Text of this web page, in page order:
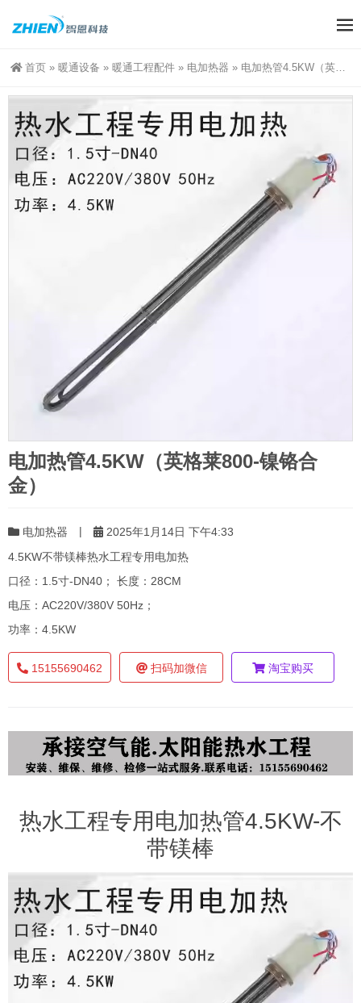
首页 » 暖通设备 » 暖通工程配件 » 电加热器 » 电加热管4.5KW（英格莱800-镍铬合金）
电加热管4.5KW（英格莱800-镍铬合
金）
电加热器 |
2025年1月14日 下午4:33
4.5KW不带镁棒热水工程专用电加热
口径：1.5寸-DN40； 长度：28CM
电压：AC220V/380V 50Hz；
功率：4.5KW
15155690462 扫码加微信 淘宝购买
热水工程专用 电加热管4.5KW-不
带镁棒